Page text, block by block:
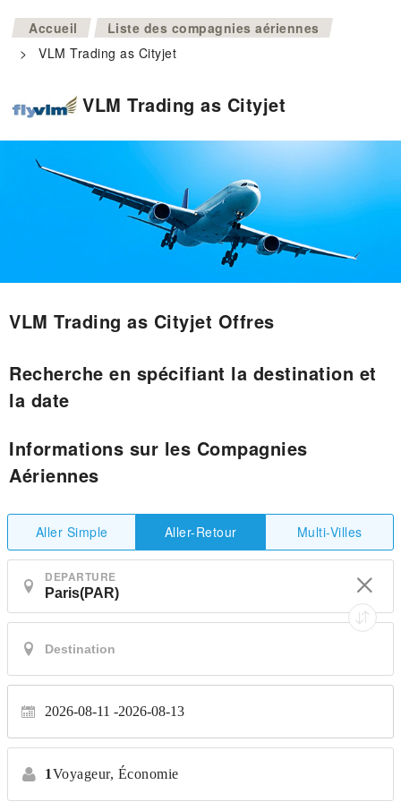
Accueil >
Liste des compagnies aériennes
>
VLM Trading as Cityjet
VLM Trading as Cityjet
VLM Trading as Cityjet Offres
Recherche en spécifiant la destination et
la date
Informations sur les Compagnies
Aériennes
Aller Simple Aller-Retour Multi-Villes
DEPARTURE
2026-08-11 2026-08-13
1Voyageur, Économie